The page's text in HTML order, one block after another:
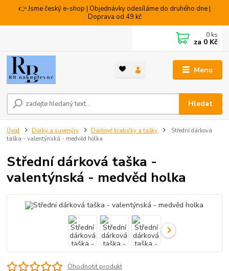
👉 Jsme český e-shop | Objednávky odesíláme do druhého dne |
Doprava od 49 kč
Menu
Hledat
0 ks
za 0 Kč
Úvod Dárky a suvenýry Dárkové krabičky a tašky
Střední dárková
taška - valentýnská - medvěd holka
Střední dárková taška -
valentýnská - medvěd holka
Ohodnotit produkt